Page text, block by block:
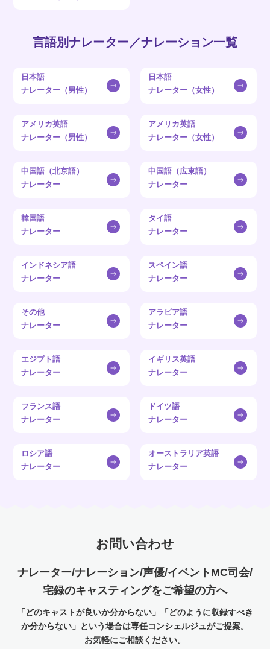
言語別ナレーター／ナレーション一覧
日本語
ナレーター（男性）
日本語
ナレーター（女性）
アメリカ英語
ナレーター（男性）
アメリカ英語
ナレーター（女性）
中国語（北京語）
ナレーター
中国語（広東語）
ナレーター
韓国語
ナレーター
タイ語
ナレーター
インドネシア語
ナレーター
スペイン語
ナレーター
その他
ナレーター
アラビア語
ナレーター
エジプト語
ナレーター
イギリス英語
ナレーター
フランス語
ナレーター
ドイツ語
ナレーター
ロシア語
ナレーター
オーストラリア英語
ナレーター
お問い合わせ
ナレーター/ナレーション/声優/イベントMC司会/
宅録のキャスティングをご希望の方へ
「どのキャストが良いか分からない」「どのように収録すべき
か分からない」という場合は専任コンシェルジュがご提案。
お気軽にご相談ください。